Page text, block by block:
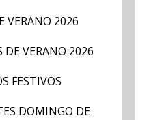
VERANO 2026
DE VERANO 2026
FESTIVOS
DOMINGO DE